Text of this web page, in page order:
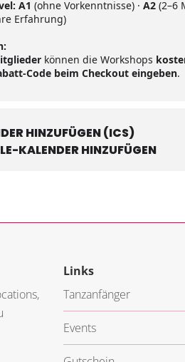
A1 (ohne Vorkenntnisse) · A2 (2–6
Erfahrung)
können die Workshops
Code beim Checkout eingeben.
HINZUFÜGEN (ICS)
KALENDER HINZUFÜGEN
Links
Tanzanfänger
Events